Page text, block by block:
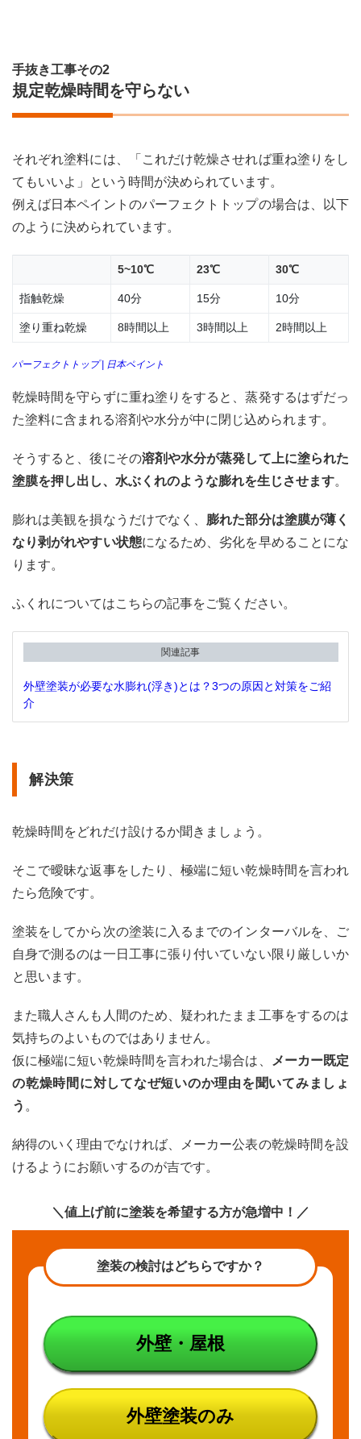
手抜き工事その2
規定乾燥時間を守らない
それぞれ塗料には、「これだけ乾燥させれば重ね塗りをし
てもいいよ」という時間が決められています。
例えば日本ペイントのパーフェクトトップの場合は、以下
のように決められています。
5~10℃ 23℃ 30℃
指触乾燥 40分 15分 10分
塗り重ね乾燥 8時間以上 3時間以上 2時間以上
パーフェクトトップ | 日本ペイント
乾燥時間を守らずに重ね塗りをすると、蒸発するはずだっ
た塗料に含まれる溶剤や水分が中に閉じ込められます。
そうすると、後にその溶剤や水分が蒸発して上に塗られた
塗膜を押し出し、水ぶくれのような膨れを生じさせます。
膨れは美観を損なうだけでなく、 膨れた部分は塗膜が薄く
なり剥がれやすい状態になるため、劣化を早めることにな
ります。
ふくれについてはこちらの記事をご覧ください。
関連記事
外壁塗装が必要な水膨れ(浮き)とは？3つの原因と対策をご紹
介
解決策
乾燥時間をどれだけ設けるか聞きましょう。
そこで曖昧な返事をしたり、極端に短い乾燥時間を言われ
たら危険です。
塗装をしてから次の塗装に入るまでのインターバルを、ご
自身で測るのは一日工事に張り付いていない限り厳しいか
と思います。
また職人さんも人間のため、疑われたまま工事をするのは
気持ちのよいものではありません。
仮に極端に短い乾燥時間を言われた場合は、 メーカー既定
の乾燥時間に対してなぜ短いのか理由を聞いてみましょ
う 。
納得のいく理由でなければ、メーカー公表の乾燥時間を設
けるようにお願いするのが吉です。
＼値上げ前に塗装を希望する方が急増中！／
塗装の検討はどちらですか？
外壁・屋根
外壁塗装のみ